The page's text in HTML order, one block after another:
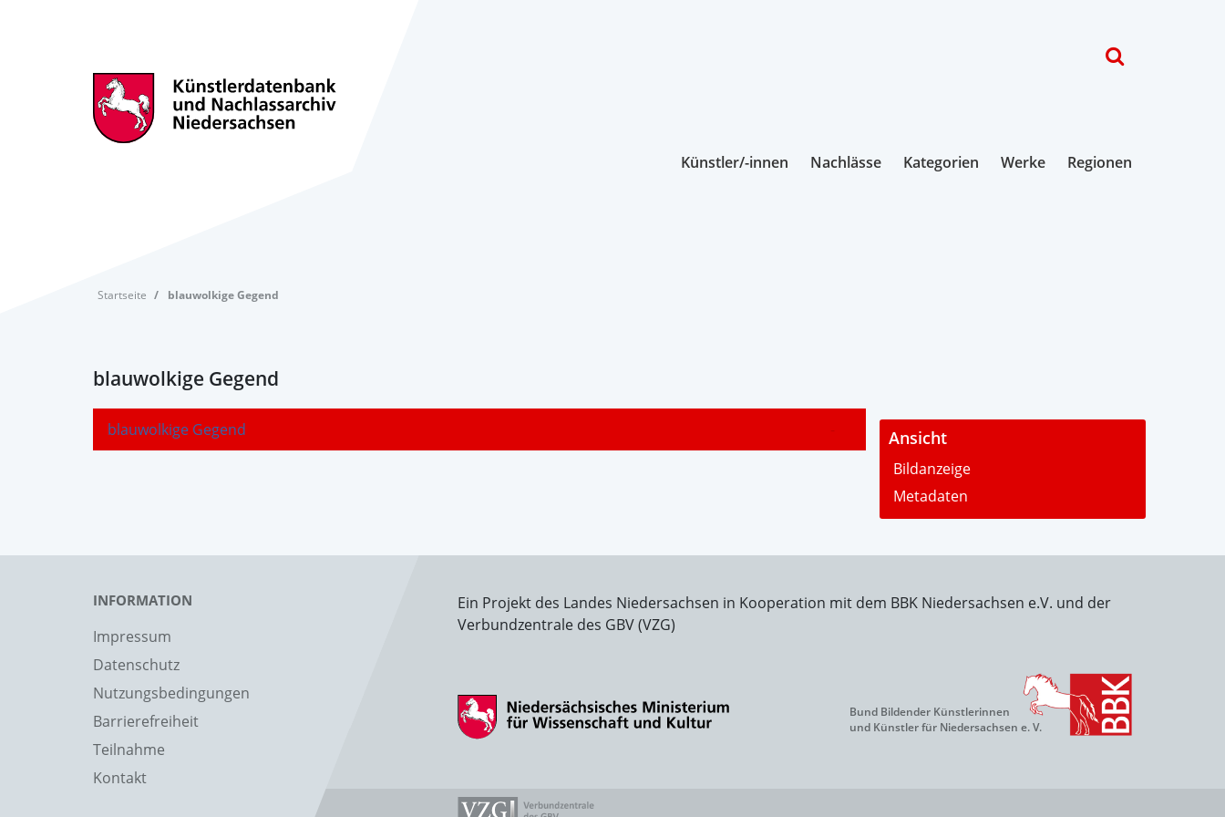
Künstler/-innen Nachlässe Kategorien Werke Regionen
Startseite blauwolkige Gegend
blauwolkige Gegend
blauwolkige Gegend - Ansicht
Bildanzeige
Metadaten
INFORMATION
Impressum
Datenschutz
Nutzungsbedingungen
Barrierefreiheit
Teilnahme
Kontakt
Ein Projekt des Landes Niedersachsen in Kooperation mit dem BBK Niedersachsen e.V. und der
Verbundzentrale des GBV (VZG)
Bund Bildender Künstlerinnen
und Künstler für Niedersachsen e. V.